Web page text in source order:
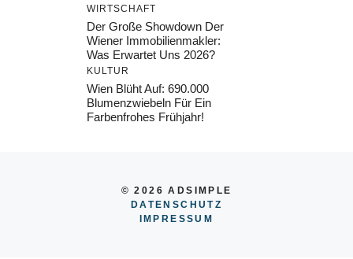
WIRTSCHAFT
Der Große Showdown Der
Wiener Immobilienmakler:
Was Erwartet Uns 2026?
KULTUR
Wien Blüht Auf: 690.000
Blumenzwiebeln Für Ein
Farbenfrohes Frühjahr!
© 2026 ADSIMPLE
DATENSCHUTZ
IMPRESSUM